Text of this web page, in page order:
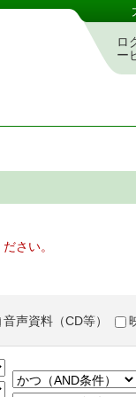
ロ
ー
さい。
音声資料（CD等）